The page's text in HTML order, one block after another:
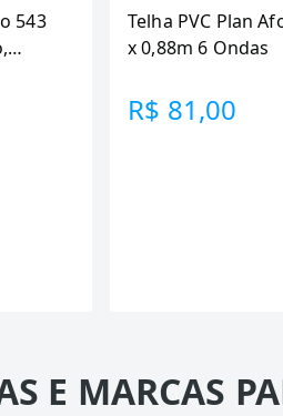
543
Telha PVC Plan
x 0,88m 6 Ondas
R$ 81,00
E MARCAS